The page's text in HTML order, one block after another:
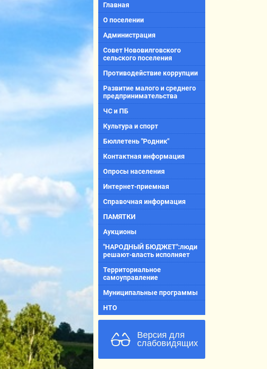
Главная
О поселении
Администрация
Совет Нововилговского
сельского поселения
Противодействие коррупции
Развитие малого и среднего
предпринимательства
ЧС и ПБ
Культура и спорт
Бюллетень "Родник"
Контактная информация
Опросы населения
Интернет-приемная
Справочная информация
ПАМЯТКИ
Аукционы
"НАРОДНЫЙ БЮДЖЕТ":люди
решают-власть исполняет
Территориальное
самоуправление
Муниципальные программы
НТО
Версия для
слабовидящих